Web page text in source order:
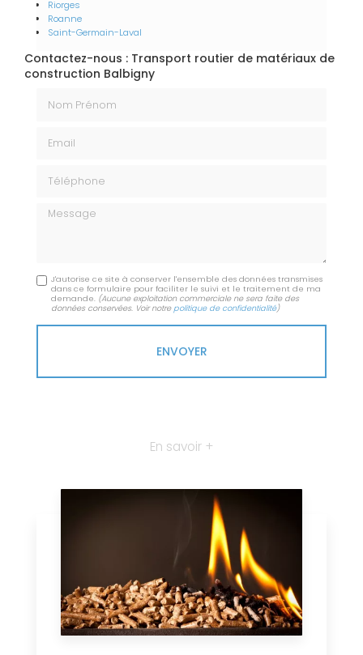
Riorges
Roanne
Saint-Germain-Laval
Contactez-nous : Transport routier de matériaux de
construction Balbigny
Message
J'autorise ce site à conserver l'ensemble des données transmises
dans ce formulaire pour faciliter le suivi et le traitement de ma
demande. (Aucune exploitation commerciale ne sera faite des
données conservées. Voir notre politique de confidentialité)
En savoir +